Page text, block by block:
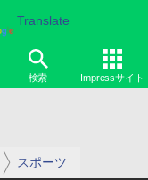
Translate
検索 Impressサイト
スポーツ